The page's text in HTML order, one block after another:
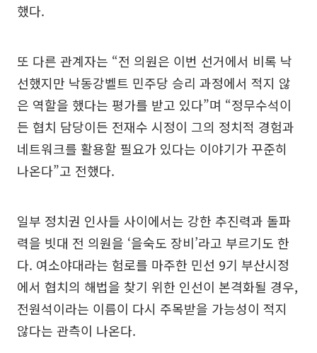
했다.
또 다른 관계자는 “전 의원은 이번 선거에서 비록 낙
선했지만 낙동강벨트 민주당 승리 과정에서 적지 않
은 역할을 했다는 평가를 받고 있다”며 “정무수석이
든 협치 담당이든 전재수 시정이 그의 정치적 경험과
네트워크를 활용할 필요가 있다는 이야기가 꾸준히
나온다”고 전했다.
일부 정치권 인사들 사이에서는 강한 추진력과 돌파
력을 빗대 전 의원을 ‘을숙도 장비’라고 부르기도 한
다. 여소야대라는 험로를 마주한 민선 9기 부산시정
에서 협치의 해법을 찾기 위한 인선이 본격화될 경우,
전원석이라는 이름이 다시 주목받을 가능성이 적지
않다는 관측이 나온다.